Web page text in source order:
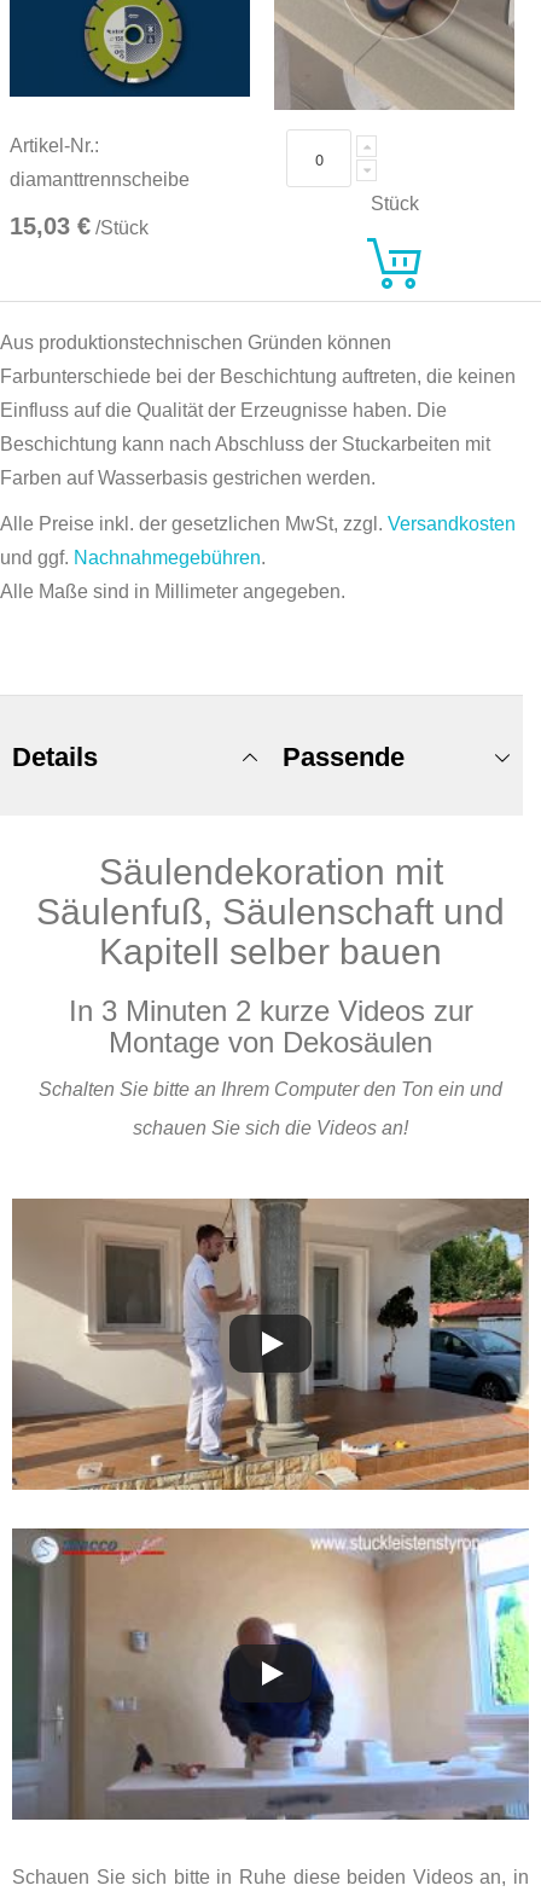
Artikel-Nr.:
diamanttrennscheibe
15,03 € /Stück
Stück
Aus produktionstechnischen Gründen können
Farbunterschiede bei der Beschichtung auftreten, die keinen
Einfluss auf die Qualität der Erzeugnisse haben. Die
Beschichtung kann nach Abschluss der Stuckarbeiten mit
Farben auf Wasserbasis gestrichen werden.
Alle Preise inkl. der gesetzlichen MwSt, zzgl. Versandkosten
und ggf. Nachnahmegebühren.
Alle Maße sind in Millimeter angegeben.
Details
Säulendekoration mit
Säulenfuß, Säulenschaft und
Kapitell selber bauen
In 3 Minuten 2 kurze Videos zur
Montage von Dekosäulen
Schalten Sie bitte an Ihrem Computer den Ton ein und
schauen Sie sich die Videos an!
Schauen Sie sich bitte in Ruhe diese beiden Videos an, in
Passende
Produkte